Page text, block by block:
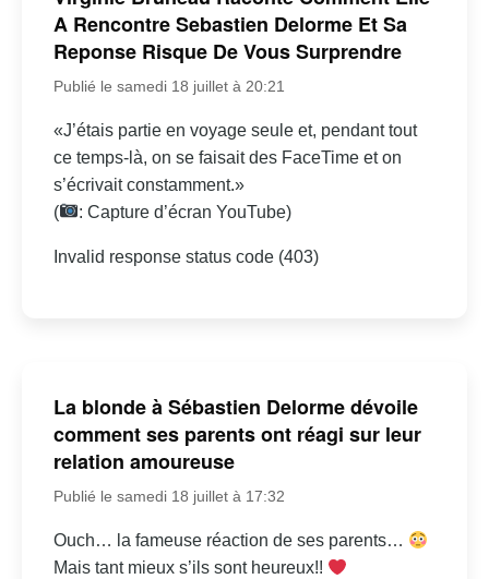
A Rencontre Sebastien Delorme Et Sa
Reponse Risque De Vous Surprendre
Publié le samedi 18 juillet à 20:21
«J’étais partie en voyage seule et, pendant tout
ce temps-là, on se faisait des FaceTime et on
s’écrivait constamment.»
(
: Capture d’écran YouTube)
Invalid response status code (403)
La blonde à Sébastien Delorme dévoile
comment ses parents ont réagi sur leur
relation amoureuse
Publié le samedi 18 juillet à 17:32
Ouch… la fameuse réaction de ses parents…
Mais tant mieux s’ils sont heureux!!